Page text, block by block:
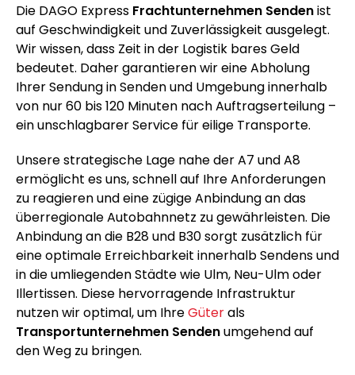
Die DAGO Express Frachtunternehmen Sendenist
auf Geschwindigkeit und Zuverlässigkeit ausgelegt.
Wir wissen, dass Zeit in der Logistik bares Geld
bedeutet. Daher garantieren wir eine Abholung
Ihrer Sendung in Senden und Umgebung innerhalb
von nur 60 bis 120 Minuten nach Auftragserteilung –
ein unschlagbarer Service für eilige Transporte.
Unsere strategische Lage nahe der A7 und A8
ermöglicht es uns, schnell auf Ihre Anforderungen
zu reagieren und eine zügige Anbindung an das
überregionale Autobahnnetz zu gewährleisten. Die
Anbindung an die B28 und B30 sorgt zusätzlich für
eine optimale Erreichbarkeit innerhalb Sendens und
in die umliegenden Städte wie Ulm, Neu-Ulm oder
Illertissen. Diese hervorragende Infrastruktur
nutzen wir optimal, um IhreGüterals
Transportunternehmen Sendenumgehend auf
den Weg zu bringen.